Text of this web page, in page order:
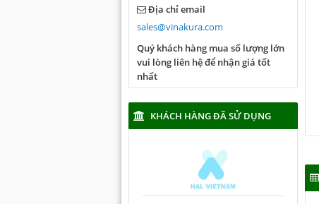
Địa chỉ email
sales@vinakura.com
Quý khách hàng mua số lượng lớn
vui lòng liên hệ để nhận giá tốt
nhất
KHÁCH HÀNG ĐÃ SỬ DỤNG